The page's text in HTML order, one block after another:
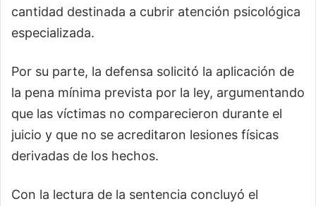
cantidad destinada a cubrir atención psicológica
especializada.
Por su parte, la defensa solicitó la aplicación de
la pena mínima prevista por la ley, argumentando
que las víctimas no comparecieron durante el
juicio y que no se acreditaron lesiones físicas
derivadas de los hechos.
Con la lectura de la sentencia concluyó el